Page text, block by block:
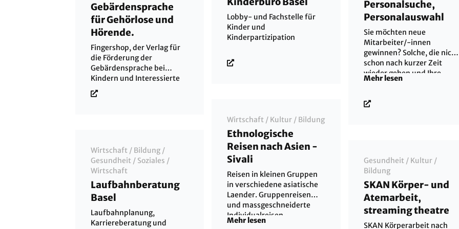
vorzubeugen und ein
Burnout zu verhindern.
Personalsuche,
Personalauswahl
Sie möchten neue
Mitarbeiter/-innen
gewinnen? Solche, die nicht
schon nach kurzer Zeit
wieder gehen und Ihre
Personalsituation zusätzlich
kritisch und prüfen genau,
gewinnen ist manchmal
nervenaufreibend. Kaum
hat das neue Teammitglied
angefangen, tauchen
plötzlich Probleme auf. Die
Erwartungen werden nur
teilweise oder
schlimmstenfalls gar nicht
Mehr lesen
Gebärdensprache
für Gehörlose und
Hörende.
Fingershop, der Verlag für
die Förderung der
Gebärdensprache bei
Kindern und Interessierte
Lobby- und Fachstelle für
Kinder und
Kinderpartizipation
Wirtschaft / Kultur / Bildung
Ethnologische
Reisen nach Asien -
Sivali
Reisen in kleinen Gruppen
in verschiedene asiatische
Laender. Gruppenreisen
und massgeschneiderte
Individualreisen.
Trekkingreisen nach
Mehr lesen
Wirtschaft / Bildung /
Gesundheit / Soziales /
Wirtschaft
Laufbahnberatung
Basel
Laufbahnplanung,
Karriereberatung und
Gesundheit/ Kultur/
Bildung
SKAN Körper- und
Atemarbeit,
streaming theatre
SKAN Körperarbeit nach